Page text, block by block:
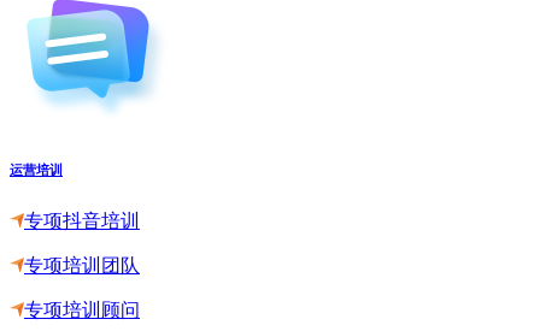
运营培训
专项抖音培训
专项培训团队
专项培训顾问